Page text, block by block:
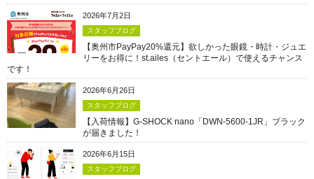
2026年7月2日
スタッフブログ
【奥州市PayPay20%還元】欲しかった眼鏡・時計・ジュエ
リーをお得に！st.ailes（セントエール）で使えるチャンス
です！
2026年6月26日
スタッフブログ
【入荷情報】G-SHOCK nano「DWN-5600-1JR」ブラック
が届きました！
2026年6月15日
スタッフブログ